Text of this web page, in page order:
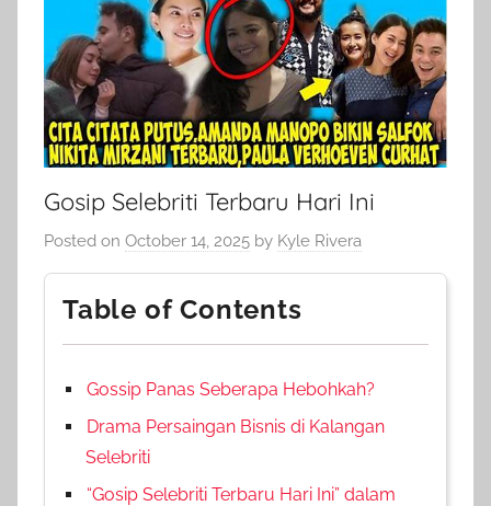
Gosip Selebriti Terbaru Hari Ini
Posted on October 14, 2025 by Kyle Rivera
Table of Contents
Gossip Panas Seberapa Hebohkah?
Drama Persaingan Bisnis di Kalangan
Selebriti
“Gosip Selebriti Terbaru Hari Ini” dalam